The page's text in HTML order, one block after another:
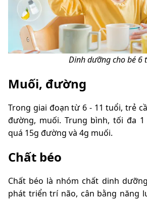
Dinh dưỡng cho bé 6
Muối, đường
Trong giai đoạn từ 6 - 11 tuổi, trẻ
đường, muối. Trung bình, tối đa
quá 15g đường và 4g muối.
Chất béo
Chất béo là nhóm chất dinh
phát triển trí não, cân bằng năng